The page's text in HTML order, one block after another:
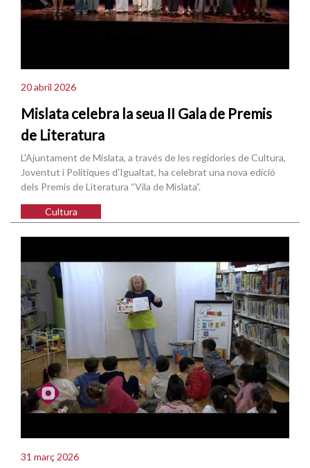
20 abril 2026
Mislata celebra la seua II Gala de Premis
de Literatura
L'Ajuntament de Mislata, a través de les regidories de Cultura,
Joventut i Polítiques d'Igualtat, ha celebrat una nova edició
dels Premis de Literatura “Vila de Mislata”.
Cultura
31 març 2026